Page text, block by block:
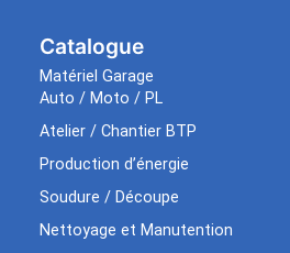
Catalogue
Matériel Garage
Auto / Moto / PL
Atelier / Chantier BTP
Production d’énergie
Soudure / Découpe
Nettoyage et Manutention